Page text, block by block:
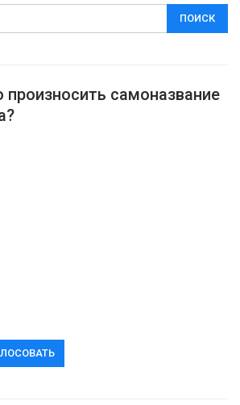
произносить самоназвание